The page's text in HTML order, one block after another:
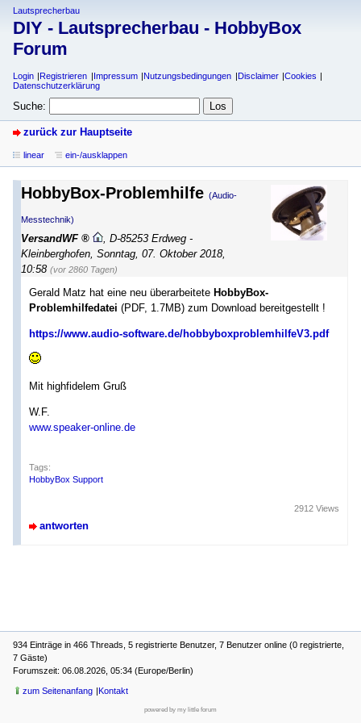
Lautsprecherbau
DIY - Lautsprecherbau - HobbyBox
Forum
Login Registrieren Impressum Nutzungsbedingungen Disclaimer
Cookies
Datenschutzerklärung
Suche:
zurück zur Hauptseite
linear ein-/ausklappen
HobbyBox-Problemhilfe (Audio-
Messtechnik)
VersandWF
D-85253 Erdweg -
Kleinberghofen Sonntag, 07. Oktober 2018,
10:58 (vor 2860 Tagen)
Gerald Matz hat eine neu überarbeitete HobbyBox-
Problemhilfedatei (PDF, 1.7MB) zum Download bereitgestellt !
https://www.audio-software.de/hobbyboxproblemhilfeV3.pdf
Mit highfidelem Gruß
W.F.
www.speaker-online.de
Tags:
HobbyBox Support
antworten
2912 Views
934 Einträge in 466 Threads, 5 registrierte Benutzer, 7 Benutzer online (0 registrierte,
7 Gäste)
Forumszeit: 06.08.2026, 05:34 (Europe/Berlin)
zum Seitenanfang Kontakt
powered by my little forum